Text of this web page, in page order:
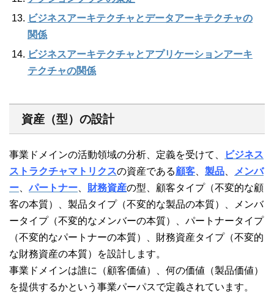
ビジネスアーキテクチャとデータアーキテクチャの
関係
ビジネスアーキテクチャとアプリケーションアーキ
テクチャの関係
資産（型）の設計
事業ドメインの活動領域の分析、定義を受けて、
ビジネス
ストラクチャマトリクスの資産である顧客 製品
メンバ
ー 、パートナー 財務資産の型、顧客タイプ（不変的な顧
客の本質）、製品タイプ（不変的な製品の本質）、メンバ
ータイプ（不変的なメンバーの本質）、パートナータイプ
（不変的なパートナーの本質）、財務資産タイプ（不変的
な財務資産の本質）を設計します。
事業ドメインは誰に（顧客価値）、何の価値（製品価値）
を提供するかという事業パーパスで定義されています。